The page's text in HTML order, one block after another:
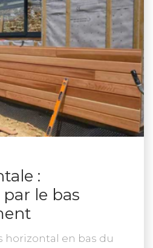
:
le bas
horizontal en bas du